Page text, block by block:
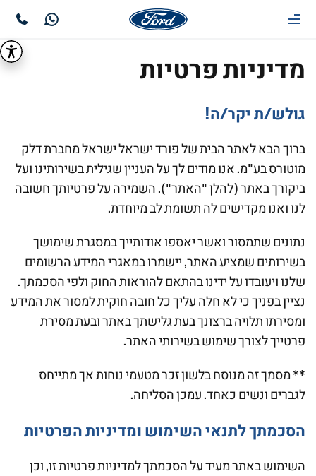
מדיניות פרטיות
גולש/ת יקר/ה!
ברוך הבא לאתר הבית של פורד ישראל ישראל מחברת דלק
מוטורס בע"מ. אנו מודים לך על העניין שגילית בשירותינו ועל
ביקורך באתר (להלן "האתר"). השמירה על פרטיותך חשובה
לנו ואנו מקדישים לה תשומת לב מיוחדת.
נתונים שתמסור ואשר יאספו אודותייך במסגרת שימושך
בשירותים שמציע האתר, יישמרו במאגרי המידע הרשומים
שלנו ויעובדו על ידינו בהתאם להוראות החוק ולפי הסכמתך.
נציין בפניך כי לא חלה עליך כל חובה חוקית למסור את המידע
ומסירתו תלויה ברצונך בעת גלישתך באתר ובעת מסירת
פרטייך לצורך שימוש בשירותי האתר.
** מסמך זה מנוסח בלשון זכר מטעמי נוחות אך מתייחס
לגברים ונשים כאחד. עמכן הסליחה.
הסכמתך לתנאי השימוש ומדיניות הפרטיות
השימוש באתר מעיד על הסכמתך למדיניות פרטיות זו, וכן